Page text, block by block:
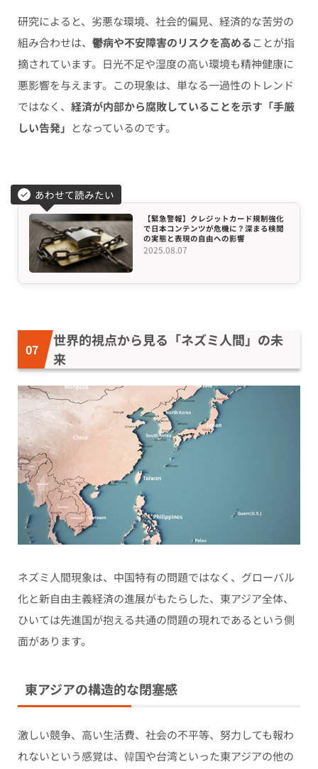
研究によると、劣悪な環境、社会的偏見、経済的な苦労の
組み合わせは、 鬱病や不安障害のリスクを高めることが指
摘されています。日光不足や湿度の高い環境も精神健康に
悪影響を与えます。この現象は、単なる一過性のトレンド
ではなく、 経済が内部から腐敗していることを示す「手厳
しい告発」 となっているのです。
あわせて読みたい
【緊急警報】クレジットカード規制強化
で日本コンテンツが危機に？深まる検閲
の実態と表現の自由への影響
2025.08.07
世界的視点から見る「ネズミ人間」の未
来
ネズミ人間現象は、中国特有の問題ではなく、グローバル
化と新自由主義経済の進展がもたらした、東アジア全体、
ひいては先進国が抱える共通の問題の現れであるという側
面があります。
東アジアの構造的な閉塞感
激しい競争、高い生活費、社会の不平等、努力しても報わ
れないという感覚は、韓国や台湾といった東アジアの他の